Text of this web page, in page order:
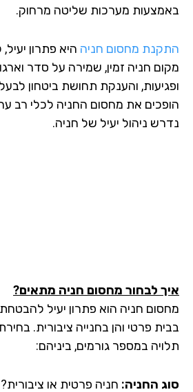
מערכות שליטה מרחוק.
מחסום חניה היא פתרון יעיל, קל
חניה זמין, שמירה על סדר וארגון,
והענקת תחושת ביטחון לבעלי
את מחסום החניה לכלי רב ערך
ניהול יעיל של חניה.
לבחור מחסום חניה מתאים?
חניה הוא פתרון יעיל להבטחת
פרטי והן בחנייה ציבורית. בחירת
במספר גורמים, ביניהם:
החניה:חניה פרטית או ציבורית?